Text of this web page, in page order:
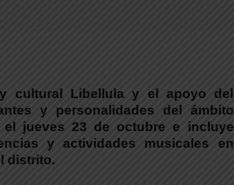
cultural Libellula y el apoyo del
y personalidades del ámbito
el jueves 23 de octubre e incluye
y actividades musicales en
distrito.